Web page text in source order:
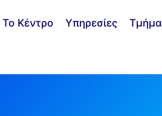
Το Κέντρο Υπηρεσίες